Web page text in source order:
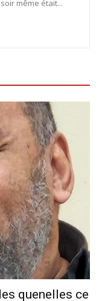
même était...
quenelles ce